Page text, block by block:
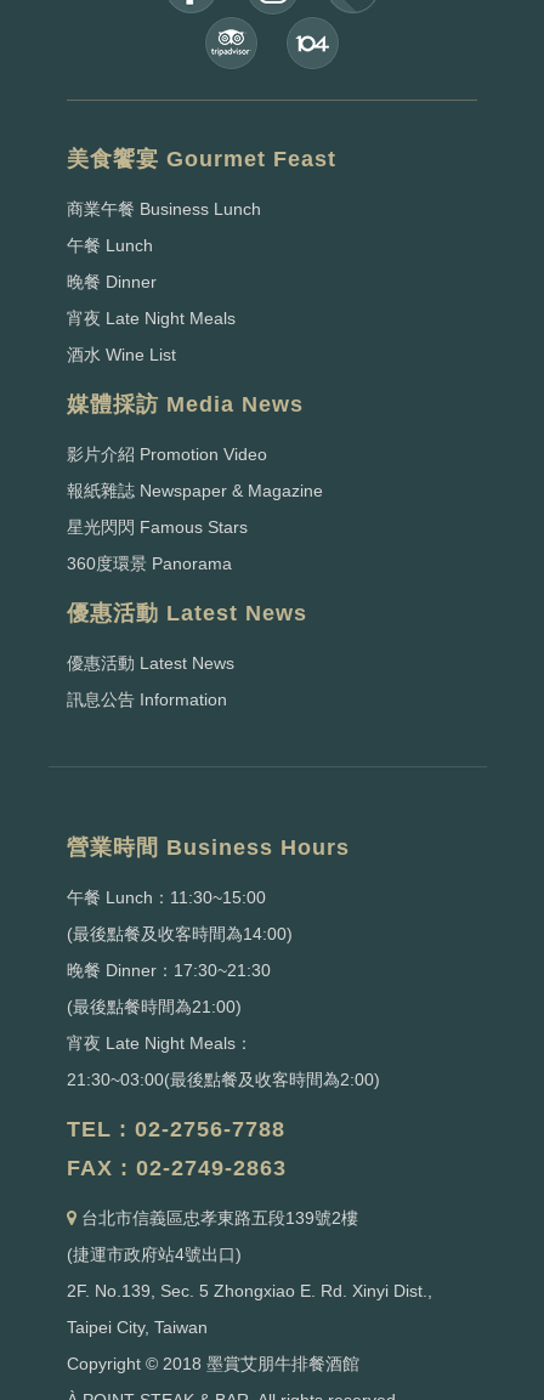
美食饗宴 Gourmet Feast
商業午餐 Business Lunch
午餐 Lunch
晚餐 Dinner
宵夜 Late Night Meals
酒水 Wine List
媒體採訪 Media News
影片介紹 Promotion Video
報紙雜誌 Newspaper & Magazine
星光閃閃 Famous Stars
360度環景 Panorama
優惠活動 Latest News
優惠活動 Latest News
訊息公告 Information
營業時間 Business Hours
午餐 Lunch：11:30~15:00
(最後點餐及收客時間為14:00)
晚餐 Dinner：17:30~21:30
(最後點餐時間為21:00)
宵夜 Late Night Meals：
21:30~03:00(最後點餐及收客時間為2:00)
TEL : 02-2756-7788
FAX : 02-2749-2863
台北市信義區忠孝東路五段139號2樓
(捷運市政府站4號出口)
2F. No.139, Sec. 5 Zhongxiao E. Rd. Xinyi Dist.,
Taipei City, Taiwan
Copyright © 2018 墨賞艾朋牛排餐酒館